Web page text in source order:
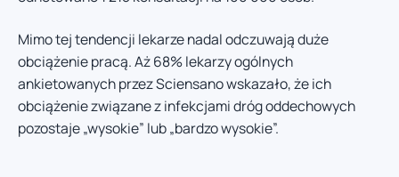
Mimo tej tendencji lekarze nadal odczuwają duże
obciążenie pracą. Aż 68% lekarzy ogólnych
ankietowanych przez Sciensano wskazało, że ich
obciążenie związane z infekcjami dróg oddechowych
pozostaje „wysokie” lub „bardzo wysokie”.